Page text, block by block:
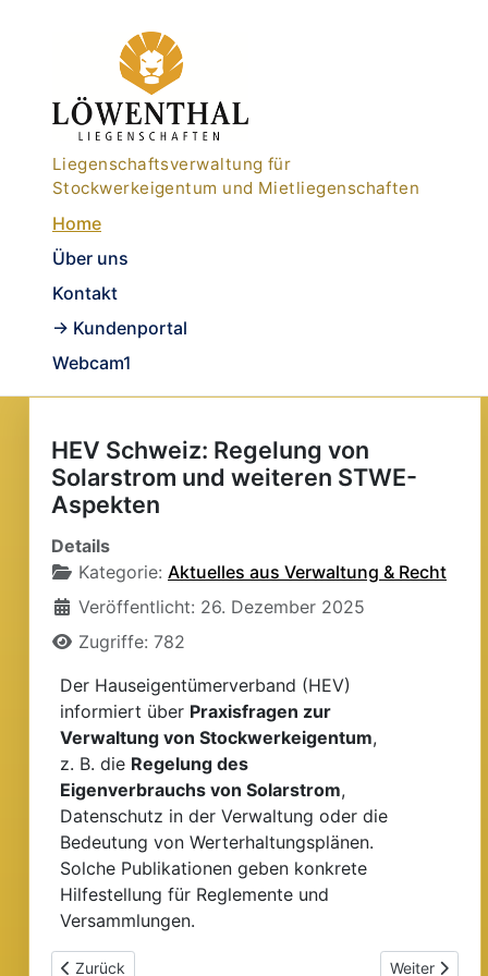
Liegenschaftsverwaltung für
Stockwerkeigentum und Mietliegenschaften
Home
Über uns
Kontakt
-> Kundenportal
Webcam1
HEV Schweiz: Regelung von
Solarstrom und weiteren STWE-
Aspekten
Details
Kategorie: Aktuelles aus Verwaltung & Recht
Veröffentlicht: 26. Dezember 2025
Zugriffe: 782
Der Hauseigentümerverband (HEV)
informiert über Praxisfragen zur
Verwaltung von Stockwerkeigentum,
z. B. die Regelung des
Eigenverbrauchs von Solarstrom,
Datenschutz in der Verwaltung oder die
Bedeutung von Werterhaltungsplänen.
Solche Publikationen geben konkrete
Hilfestellung für Reglemente und
Versammlungen.
Vorheriger Beitrag: Neue Empfehlungen zur Energetischen
Zurück Nächster
Weiter